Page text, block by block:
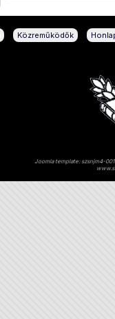
Közreműködők
Joomla template: szsnjm4-